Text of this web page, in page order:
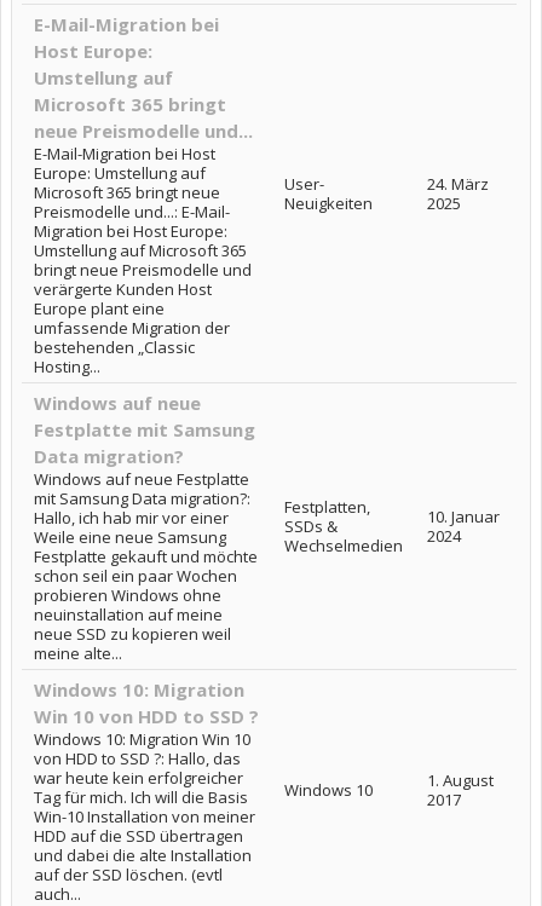
E-Mail-Migration bei
Host Europe:
Umstellung auf
Microsoft 365 bringt
neue Preismodelle und...
E-Mail-Migration bei Host
Europe: Umstellung auf
Microsoft 365 bringt neue
Preismodelle und...: E-Mail-
Migration bei Host Europe:
Umstellung auf Microsoft 365
bringt neue Preismodelle und
verärgerte Kunden Host
Europe plant eine
umfassende Migration der
bestehenden „Classic
Hosting...
User-
Neuigkeiten
24. März
2025
Windows auf neue
Festplatte mit Samsung
Data migration?
Windows auf neue Festplatte
mit Samsung Data migration?:
Hallo, ich hab mir vor einer
Weile eine neue Samsung
Festplatte gekauft und möchte
schon seil ein paar Wochen
probieren Windows ohne
neuinstallation auf meine
neue SSD zu kopieren weil
meine alte...
Festplatten,
SSDs &
Wechselmedien
10. Januar
2024
Windows 10: Migration
Win 10 von HDD to SSD ?
Windows 10: Migration Win 10
von HDD to SSD ?: Hallo, das
war heute kein erfolgreicher
Tag für mich. Ich will die Basis
Win-10 Installation von meiner
HDD auf die SSD übertragen
und dabei die alte Installation
auf der SSD löschen. (evtl
auch...
Windows 10
1. August
2017